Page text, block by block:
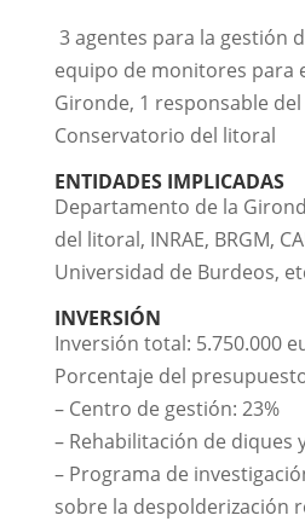
3 agentes para la gestión
equipo de monitores para
Gironde, 1 responsable
Conservatorio del litoral
ENTIDADES IMPLICADAS
Departamento de la
del litoral, INRAE, BRGM,
Universidad de Burdeos,
INVERSIÓN
Inversión total:
Porcentaje del
– Centro de gestión: 23%
– Rehabilitación de diques
– Programa de
sobre la despolderización